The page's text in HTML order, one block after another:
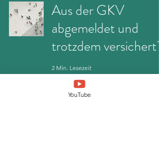
Aus der GKV
abgemeldet und
trotzdem versichert?
2 Min. Lesezeit
YouTube